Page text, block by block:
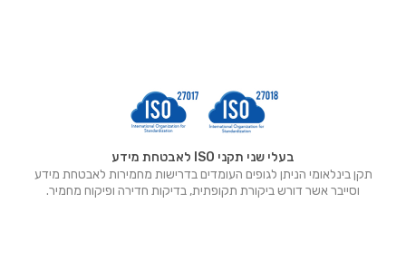
בעלי שני תקני ISO לאבטחת מידע
תקן בינלאומי הניתן לגופים העומדים בדרישות מחמירות לאבטחת מידע
וסייבר אשר דורש ביקורת תקופתית, בדיקות חדירה ופיקוח מחמיר.